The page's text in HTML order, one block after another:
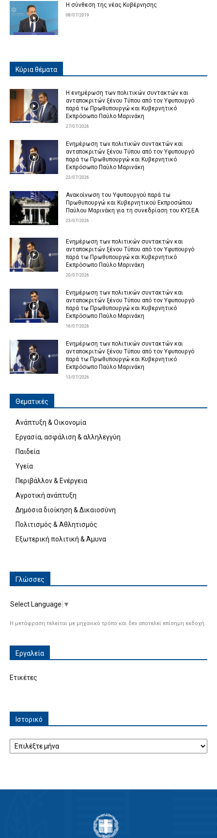
Η σύνθεση της νέας Κυβέρνησης
08/07/2019
Κύρια θέματα
Η ενημέρωση των πολιτικών συντακτών και
ανταποκριτών ξένου Τύπου από τον Υφυπουργό
παρά τω Πρωθυπουργώ και Κυβερνητικό
Εκπρόσωπο Παύλο Μαρινάκη
27/07/2026
Ενημέρωση των πολιτικών συντακτών και
ανταποκριτών ξένου Τύπου από τον Υφυπουργό
παρά τω Πρωθυπουργώ και Κυβερνητικό
Εκπρόσωπο Παύλο Μαρινάκη
23/07/2026
Ανακοίνωση του Υφυπουργού παρά τω
Πρωθυπουργώ και Κυβερνητικού Εκπροσώπου
Παύλου Μαρινάκη για τη συνεδρίαση του ΚΥΣΕΑ
23/07/2026
Ενημέρωση των πολιτικών συντακτών και
ανταποκριτών ξένου Τύπου από τον Υφυπουργό
παρά τω Πρωθυπουργώ και Κυβερνητικό
Εκπρόσωπο Παύλο Μαρινάκη
20/07/2026
Ενημέρωση των πολιτικών συντακτών και
ανταποκριτών ξένου Τύπου από τον Υφυπουργό
παρά τω Πρωθυπουργώ και Κυβερνητικό
Εκπρόσωπο Παύλο Μαρινάκη
16/07/2026
Ενημέρωση των πολιτικών συντακτών και
ανταποκριτών ξένου Τύπου από τον Υφυπουργό
παρά τω Πρωθυπουργώ και Κυβερνητικό
Εκπρόσωπο Παύλο Μαρινάκη
13/07/2026
Θεματικές
Ανάπτυξη & Οικονομία
Εργασία, ασφάλιση & αλληλεγγύη
Παιδεία
Υγεία
Περιβάλλον & Ενέργεια
Αγροτική ανάπτυξη
Δημόσια διοίκηση & Δικαιοσύνη
Πολιτισμός & Αθλητισμός
Εξωτερική πολιτική & Άμυνα
Γλώσσες
Select Language ▼
Η μετάφραση τελείται με μηχανικό τρόπο και δεν αποτελεί επίσημη εκδοχή.
Εργαλεία
Ετικέτες
Ιστορικό